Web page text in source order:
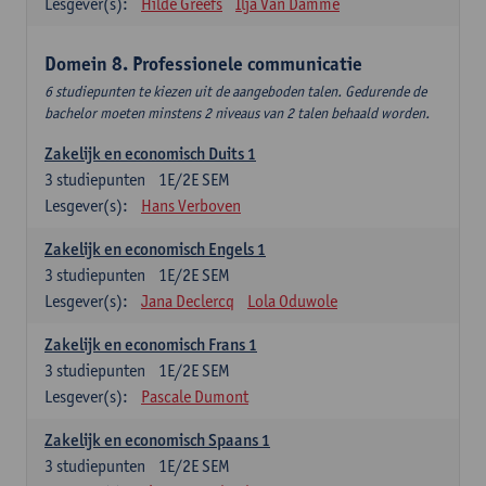
Domein 8. Professionele communicatie
6 studiepunten te kiezen uit de aangeboden talen. Gedurende de
bachelor moeten minstens 2 niveaus van 2 talen behaald worden.
Zakelijk en economisch Duits 1
1E/2E SEM
3 studiepunten
Lesgever(s):
Hans Verboven
Zakelijk en economisch Engels 1
1E/2E SEM
3 studiepunten
Lesgever(s):
Jana Declercq Lola Oduwole
Zakelijk en economisch Frans 1
1E/2E SEM
3 studiepunten
Lesgever(s):
Pascale Dumont
Zakelijk en economisch Spaans 1
1E/2E SEM
3 studiepunten